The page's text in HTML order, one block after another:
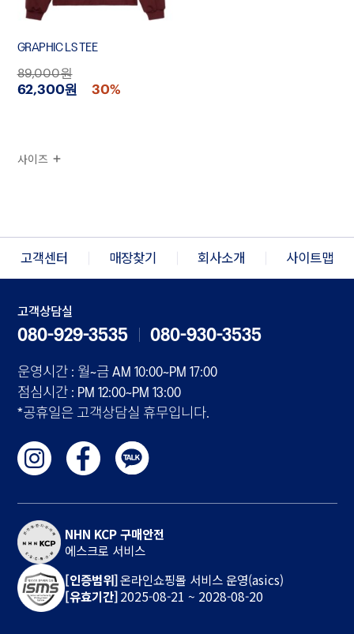
GRAPHIC LS TEE
89,000원
62,300원 30%
사이즈
고객센터 매장찾기 회사소개 사이트맵
고객상담실
080-929-3535 080-930-3535
운영시간 : 월~금 AM 10:00~PM 17:00
점심시간 : PM 12:00~PM 13:00
*공휴일은 고객상담실 휴무입니다.
NHN KCP 구매안전
에스크로 서비스
[인증범위]온라인쇼핑몰 서비스 운영(asics)
[유효기간]2025-08-21 ~ 2028-08-20